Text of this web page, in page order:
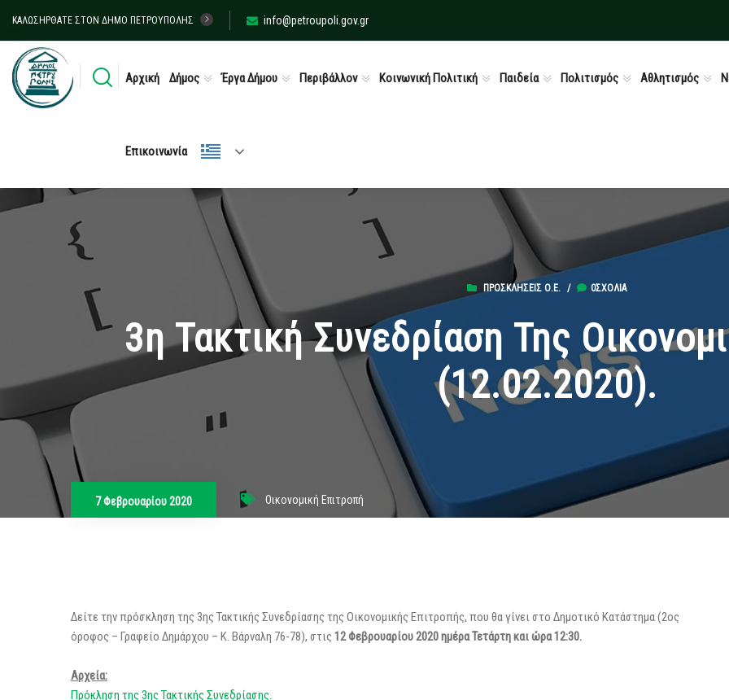
ΚΑΛΩΣΉΡΘΑΤΕ ΣΤΟΝ ΔΉΜΟ ΠΕΤΡΟΎΠΟΛΗΣ info@petroupoli.gov.gr
Αρχική Δήμος Έργα Δήμου Περιβάλλον Κοινωνική Πολιτική Παιδεία Πολιτισμός Αθλητισμός
Επικοινωνία
ΠΡΟΣΚΛΉΣΕΙΣ Ο.Ε. / 0ΣΧΌΛΙΑ
3η Τακτική Συνεδρίαση Της
(12.02.2020).
7 Φεβρουαρίου 2020 Οικονομική Επιτροπή
Δείτε την πρόσκληση της 3ης Τακτικής Συνεδρίασης της Οικονομικής Επιτροπής, που θα γίνει στο Δημοτικό Κατάστημα (2ος
όροφος – Γραφείο Δημάρχου – Κ. Βάρναλη 76-78), στις 12 Φεβρουαρίου 2020 ημέρα Τετάρτη και ώρα 12:30.
Αρχεία:
Πρόκληση της 3ης Τακτικής Συνεδρίασης.